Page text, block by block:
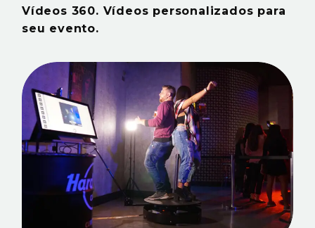
Vídeos 360. Vídeos personalizados para
seu evento.